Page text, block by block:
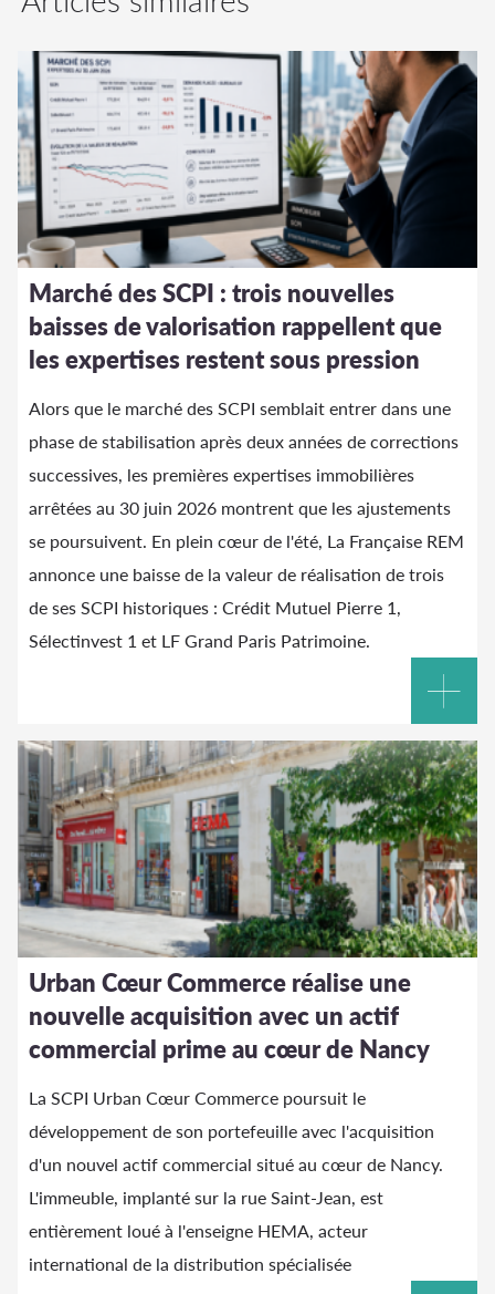
Marché des SCPI : trois nouvelles
baisses de valorisation rappellent que
les expertises restent sous pression
Alors que le marché des SCPI semblait entrer dans une
phase de stabilisation après deux années de corrections
successives, les premières expertises immobilières
arrêtées au 30 juin 2026 montrent que les ajustements
se poursuivent. En plein cœur de l'été, La Française REM
annonce une baisse de la valeur de réalisation de trois
de ses SCPI historiques : Crédit Mutuel Pierre 1,
Sélectinvest 1 et LF Grand Paris Patrimoine.
Urban Cœur Commerce réalise une
nouvelle acquisition avec un actif
commercial prime au cœur de Nancy
La SCPI Urban Cœur Commerce poursuit le
développement de son portefeuille avec l'acquisition
d'un nouvel actif commercial situé au cœur de Nancy.
L'immeuble, implanté sur la rue Saint-Jean, est
entièrement loué à l'enseigne HEMA, acteur
international de la distribution spécialisée